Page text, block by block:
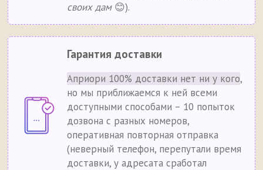
своих дам😊).
Гарантия доставки
Априори 100% доставки нет ни у кого,
но мы приближаемся к ней всеми
доступными способами – 10 попыток
дозвона с разных номеров,
оперативная повторная отправка
(неверный телефон, перепутали время
доставки, у адресата сработал